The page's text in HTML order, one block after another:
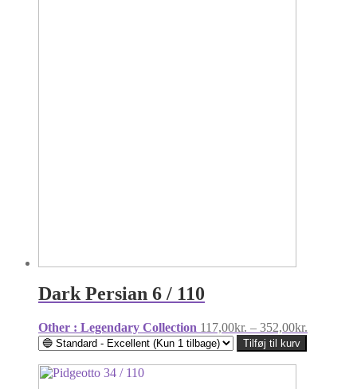
Dark Persian 6 / 110
Other : Legendary Collection 117,00kr. – 352,00kr.
Tilføj til kurv